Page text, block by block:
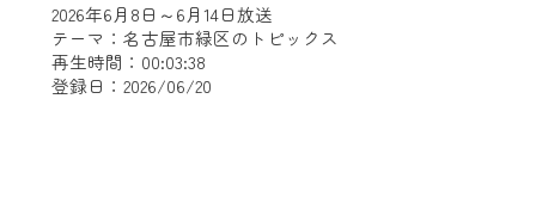
2026年6月8日～6月14日放送
テーマ：名古屋市緑区のトピックス
再生時間：00:03:38
登録日：2026/06/20